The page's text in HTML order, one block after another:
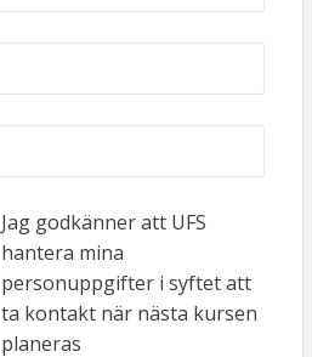
Jag godkänner att UFS
hantera mina
personuppgifter i syftet att
ta kontakt när nästa kursen
planeras